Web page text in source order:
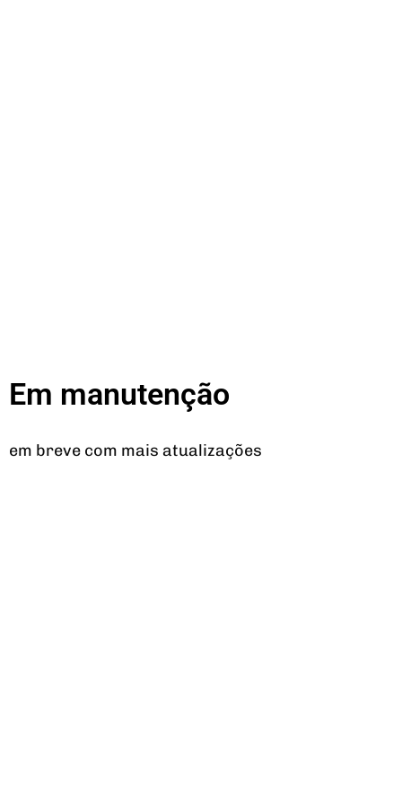
Em manutenção
em breve com mais atualizações